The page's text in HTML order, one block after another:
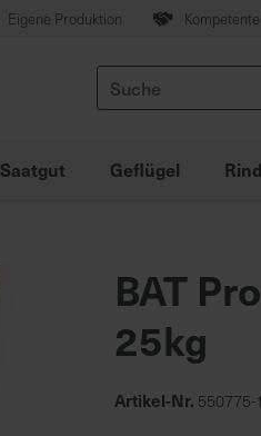
Eigene Produktion
Suche
Saatgut Geflügel Rind
BAT
25kg
Artikel-Nr. 550775-